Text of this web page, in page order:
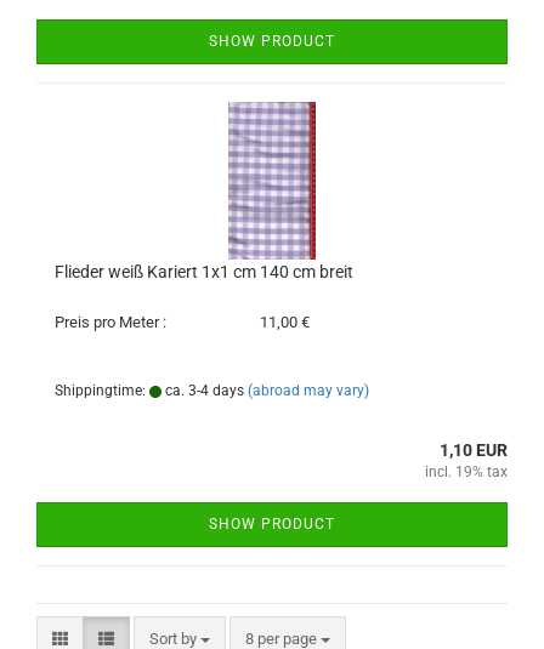
SHOW PRODUCT
Flieder weiß Kariert 1x1 cm 140 cm breit
Preis pro Meter : 11,00 €
Shippingtime: ca. 3-4 days (abroad may vary)
1,10 EUR
incl. 19% tax
SHOW PRODUCT
Sort by
Sort by 8 per page
per page